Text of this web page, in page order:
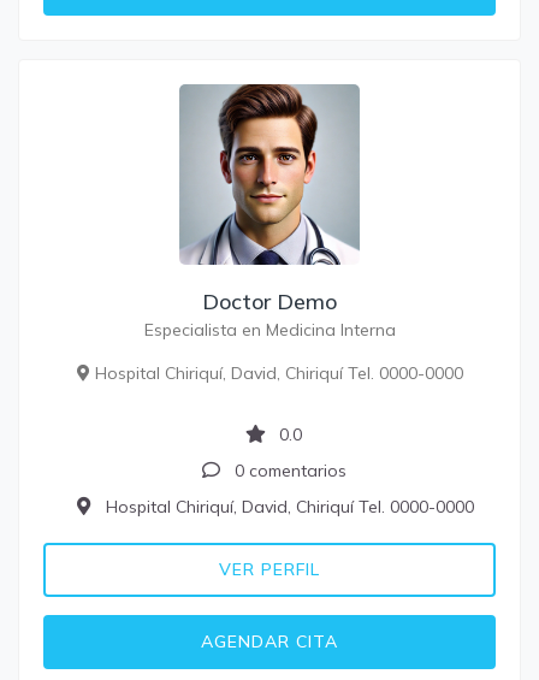
Doctor Demo
Especialista en Medicina Interna
Hospital Chiriquí, David, Chiriquí Tel. 0000-0000
0.0
0 comentarios
Hospital Chiriquí, David, Chiriquí Tel. 0000-0000
VER PERFIL
AGENDAR CITA